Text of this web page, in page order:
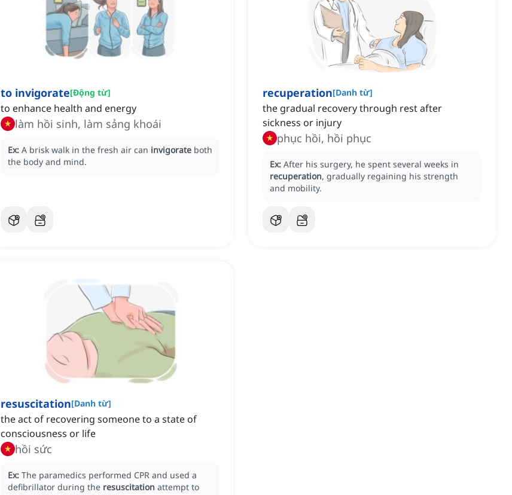
to invigorate[Động từ]
to enhance health and energy
làm hồi sinh, làm sảng khoái
Ex: A brisk walk in the fresh air can invigorate both
the body and mind.
recuperation[Danh từ]
the gradual recovery through rest after
sickness or injury
phục hồi, hồi phục
Ex: After his surgery, he spent several weeks in
recuperation, gradually regaining his strength
and mobility.
resuscitation[Danh từ]
the act of recovering someone to a state of
consciousness or life
hồi sức
Ex: The paramedics performed CPR and used a
defibrillator during the resuscitation attempt to